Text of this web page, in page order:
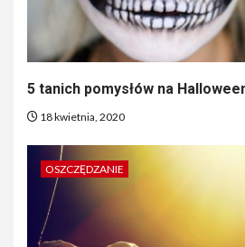
5 tanich pomysłów na
18 kwietnia, 2020
OSZCZĘDZANIE